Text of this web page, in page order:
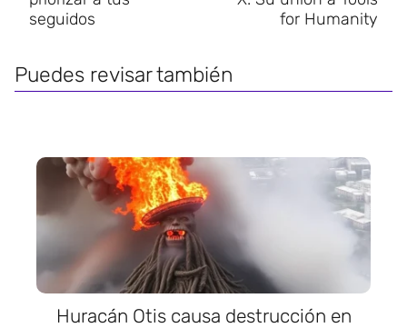
seguidos
for Humanity
Puedes revisar también
Huracán Otis causa destrucción en